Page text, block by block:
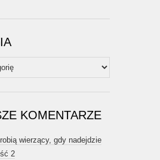
KOMENTARZE
wierzący, gdy nadejdzie
2